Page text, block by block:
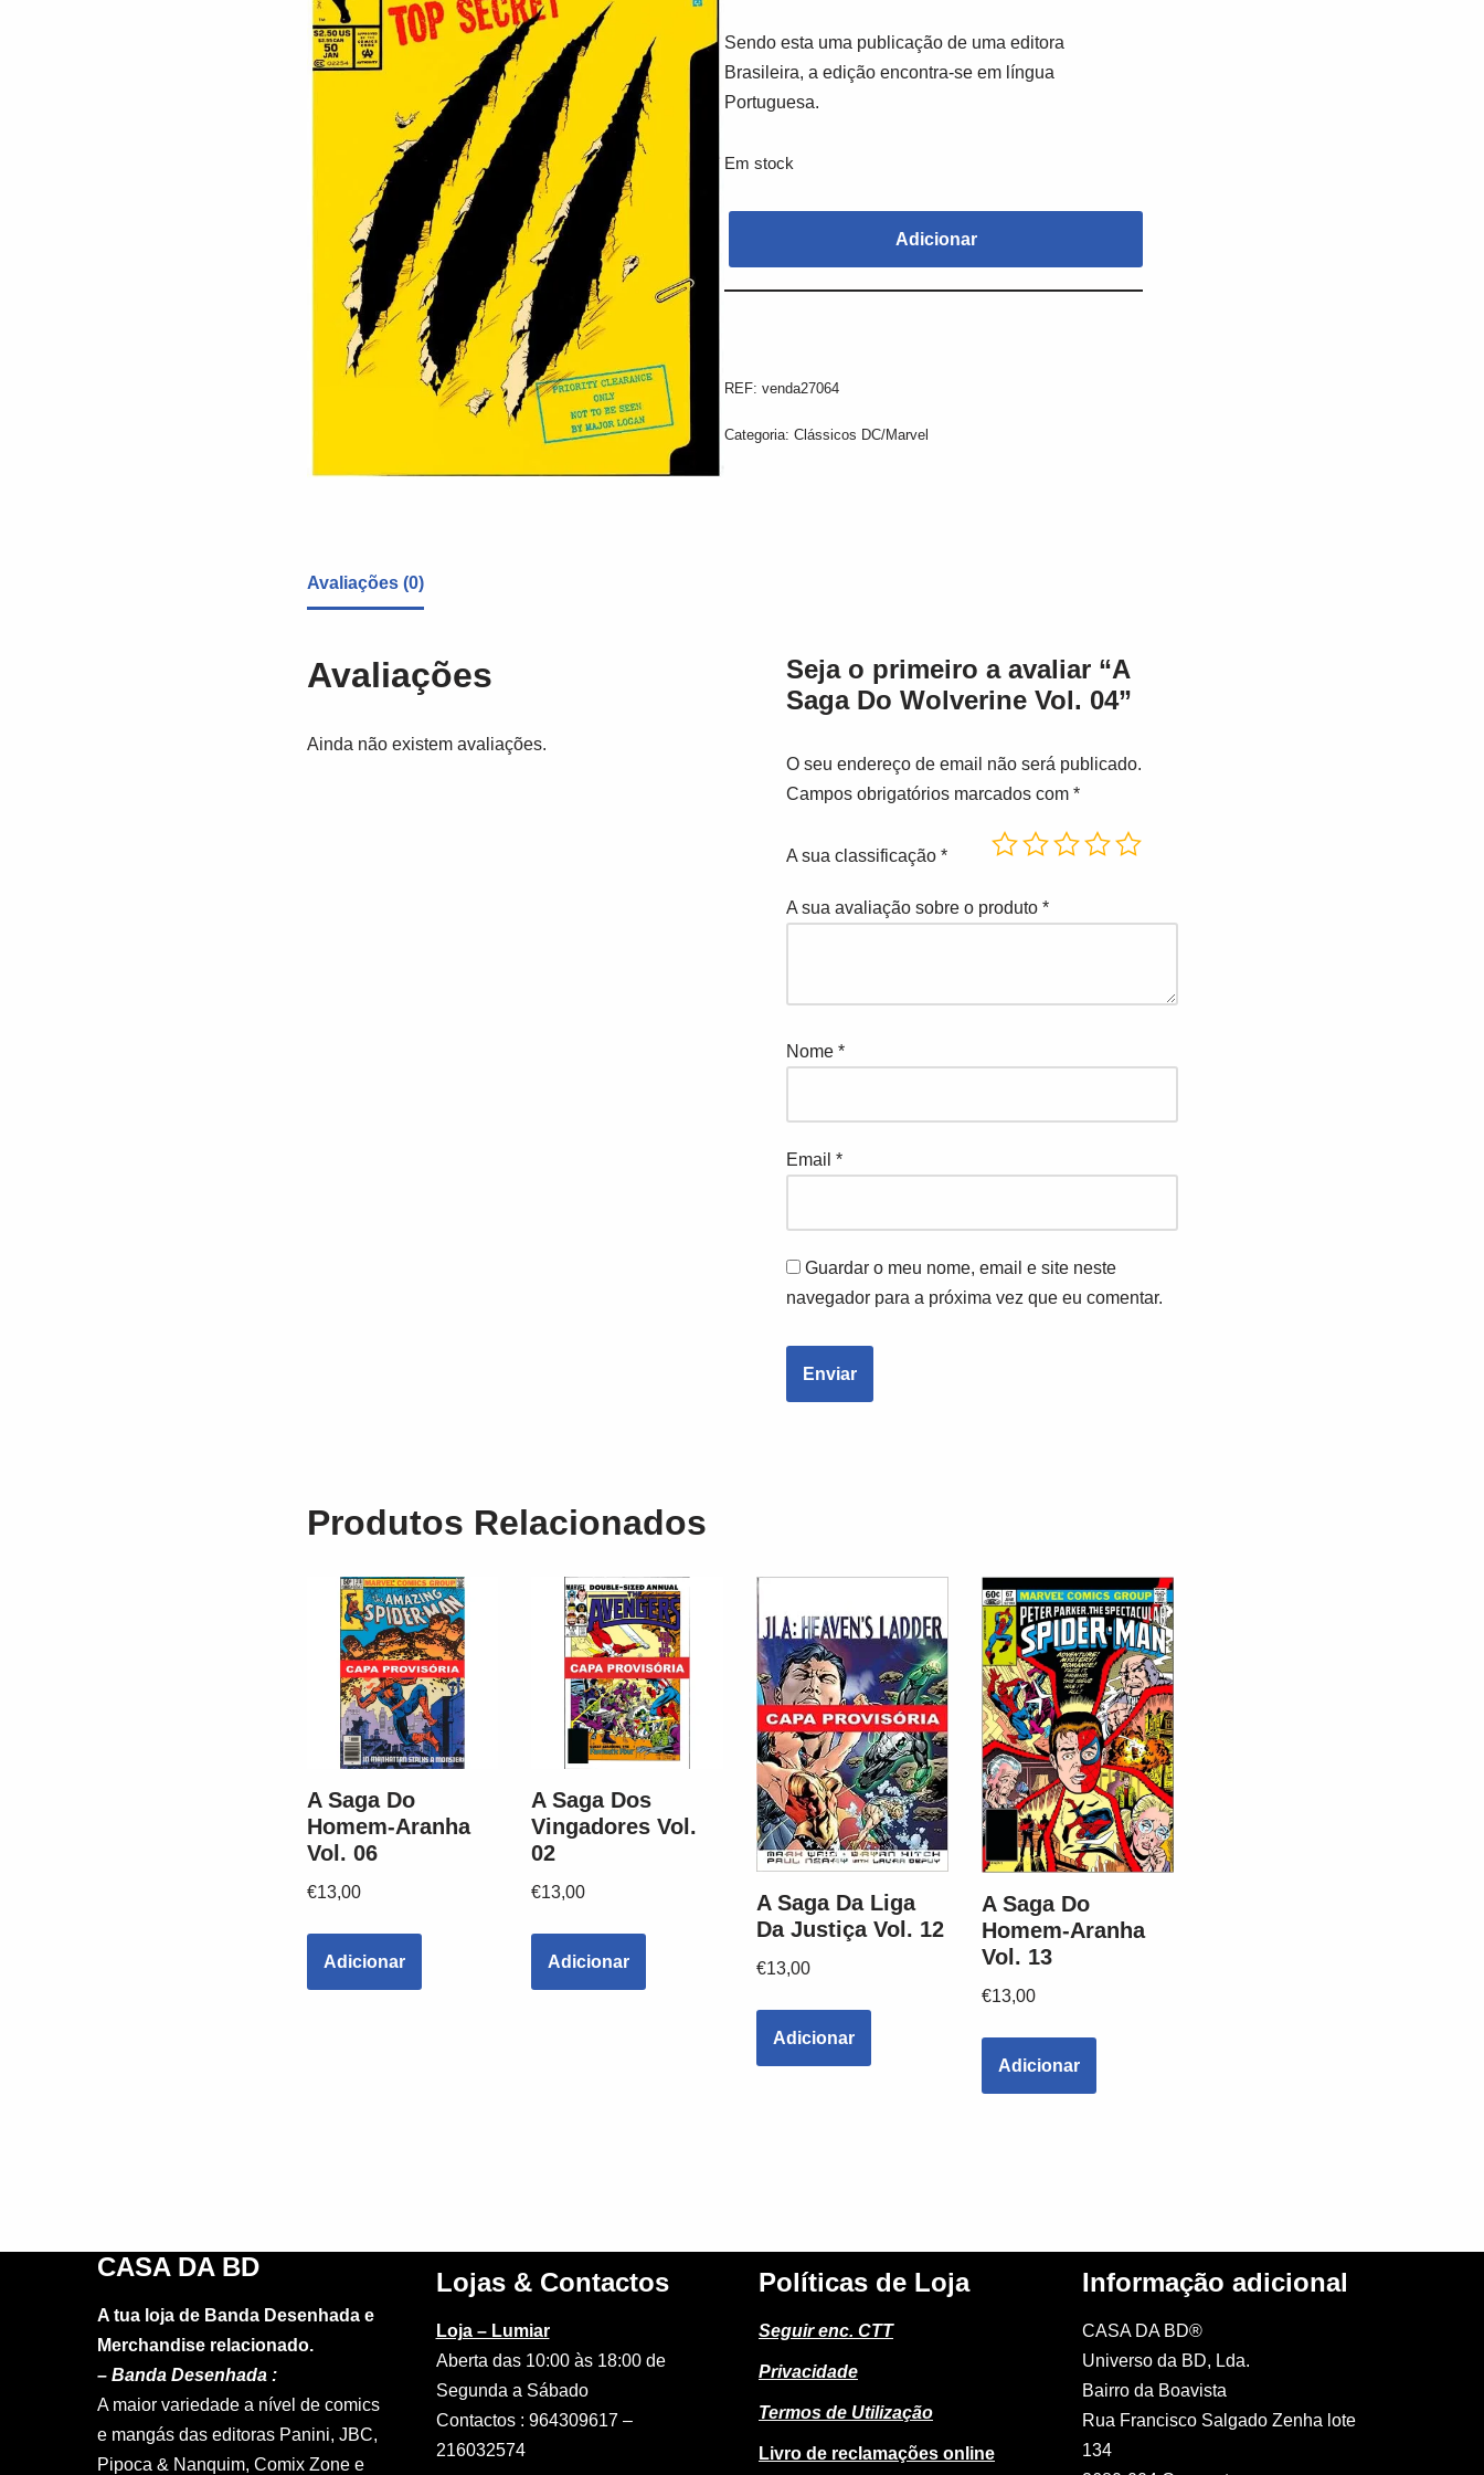
Sendo esta uma publicação de uma editora
Brasileira, a edição encontra-se em língua
Portuguesa.
Em stock
Adicionar
REF:venda27064
Categoria:Clássicos DC/Marvel
Avaliações (0)
Avaliações
Ainda não existem avaliações.
Seja o primeiro a avaliar “A
Saga Do Wolverine Vol. 04”
O seu endereço de email não será publicado.
Campos obrigatórios marcados com *
A sua classificação *
A sua avaliação sobre o produto *
Nome *
Email *
Guardar o meu nome, email e site neste
navegador para a próxima vez que eu comentar.
Produtos Relacionados
A Saga Do
Homem-Aranha
Vol. 06
€13,00
Adicionar
A Saga Dos
Vingadores Vol.
02
€13,00
Adicionar
A Saga Da Liga
Da Justiça Vol. 12
€13,00
Adicionar
A Saga Do
Homem-Aranha
Vol. 13
€13,00
Adicionar
CASA DA BD
A tua loja de Banda Desenhada e
Merchandise relacionado.
– Banda Desenhada :
A maior variedade a nível de comics
e mangás das editoras Panini, JBC,
Pipoca & Nanquim, Comix Zone e
Lojas & Contactos
Loja – Lumiar
Aberta das 10:00 às 18:00 de
Segunda a Sábado
Contactos : 964309617 –
216032574
Políticas de Loja
Seguir enc. CTT
Privacidade
Termos de Utilização
Livro de reclamações online
Informação adicional
CASA DA BD®
Universo da BD, Lda.
Bairro da Boavista
Rua Francisco Salgado Zenha lote
134